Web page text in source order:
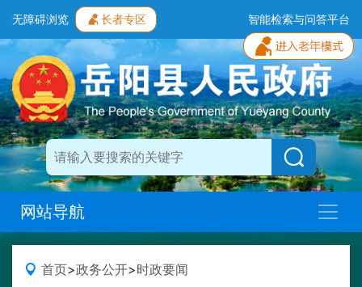
无障碍浏览 长者专区 智能检索与问答平台
网站导航
首页>政务公开>时政要闻